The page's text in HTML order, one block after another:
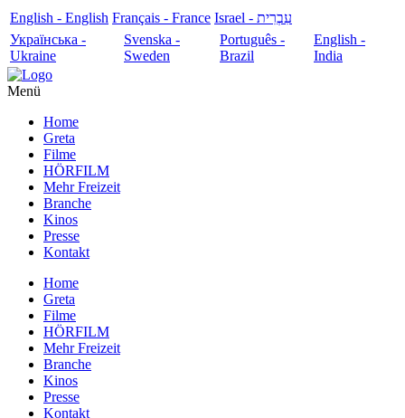
English - English Français - France
עִבְרִית - Israel
Українська -
Ukraine
Svenska -
Sweden
Português -
Brazil
English -
India
Menü
Home
Greta
Filme
HÖRFILM
Mehr Freizeit
Branche
Kinos
Presse
Kontakt
Home
Greta
Filme
HÖRFILM
Mehr Freizeit
Branche
Kinos
Presse
Kontakt